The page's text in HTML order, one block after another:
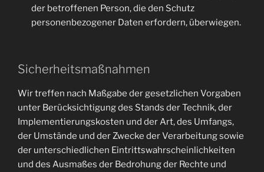
der betroffenen Person, die den Schutz
personenbezogener Daten erfordern, überwiegen.
Sicherheitsmaßnahmen
Wir treffen nach Maßgabe der gesetzlichen Vorgaben
unter Berücksichtigung des Stands der Technik, der
Implementierungskosten und der Art, des Umfangs,
der Umstände und der Zwecke der Verarbeitung sowie
der unterschiedlichen Eintrittswahrscheinlichkeiten
und des Ausmaßes der Bedrohung der Rechte und